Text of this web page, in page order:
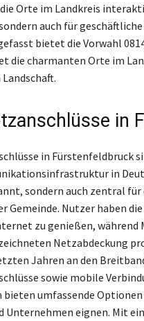
die Orte im Landkreis
auch für
bietet die Vorwahl
die charmanten Orte im
in
in Fürstenfeldbruck
in
sondern auch zentral
Gemeinde. Nutzer haben
zu genießen, während
Netzabdeckung
Jahren an den
sowie mobile
bieten umfassende
Unternehmen eignen. Mit